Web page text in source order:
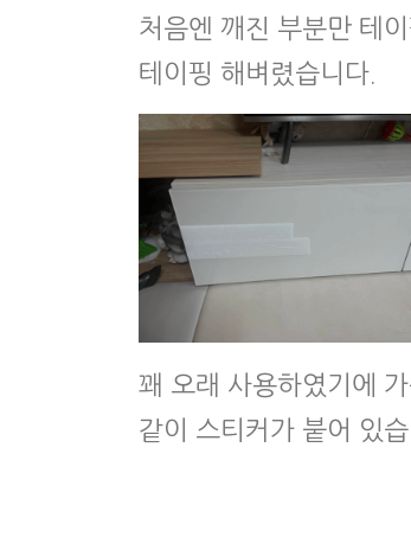
처음엔 깨진 부분만 테
테이핑 해벼렸습니다.
꽤 오래 사용하였기에
같이 스티커가 붙어 있습